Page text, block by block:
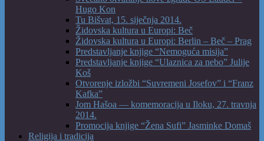
Hugo Kon
Tu Bišvat, 15. siječnja 2014.
Židovska kultura u Europi: Beč
Židovska kultura u Europi: Berlin – Beč – Prag
Predstavljanje knjige “Nemoguća misija”
Predstavljanje knjige “Ulaznica za nebo” Julije
Koš
Otvorenje izložbi “Suvremeni Josefov” i “Franz
Kafka”
Jom Hašoa — komemoracija u Iloku, 27. travnja
2014.
Promocija knjige “Žena Sufi” Jasminke Domaš
Religija i tradicija